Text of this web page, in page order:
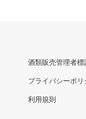
酒類販売管理者標
プライバシーポリ
利用規則